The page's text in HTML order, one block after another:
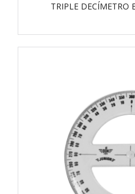
TRIPLE DECÍMETRO